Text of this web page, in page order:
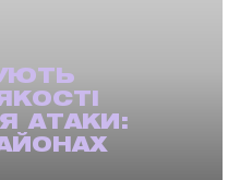
АТАКИ: